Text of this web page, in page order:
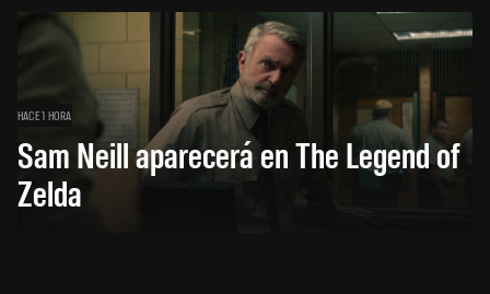
HACE 1 HORA
Sam Neill aparecerá en The Legend of
Zelda